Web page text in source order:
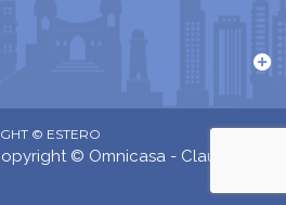
© ESTERO
© Omnicasa - Clause de